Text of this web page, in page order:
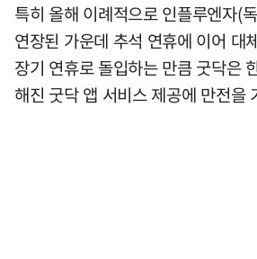
특히 올해 이례적으로 인플루엔자(
연장된 가운데 추석 연휴에 이어 대
장기 연휴로 돌입하는 만큼 굿닥은
해진 굿닥 앱 서비스 제공에 만전을